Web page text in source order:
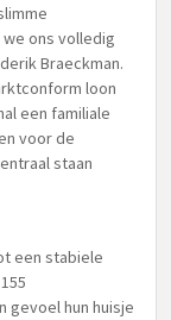
ons volledig
Braeckman.
loon
een familiale
voor de
staan
een stabiele
gevoel hun huisje